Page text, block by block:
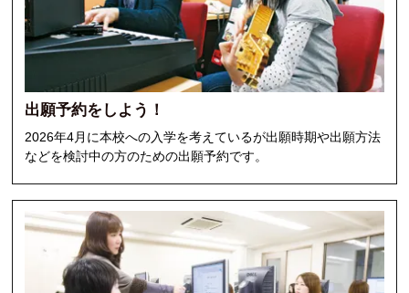
出願予約をしよう！
2026年4月に本校への入学を考えているが出願時期や出願方法
などを検討中の方のための出願予約です。